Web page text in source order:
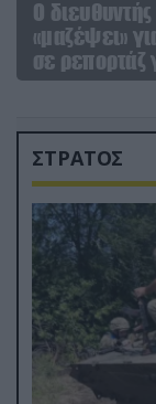
O
«μαζέψει»
σε ρεπορτάζ
ΣΤΡΑΤΟΣ